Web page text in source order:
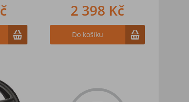
2 398 Kč
Do košíku